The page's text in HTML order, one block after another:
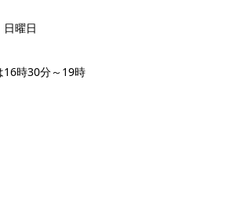
曜日
16時30分～19時